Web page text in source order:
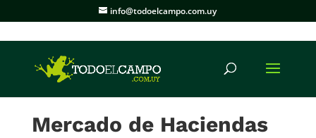
info@todoelcampo.com.uy
Mercado de Haciendas